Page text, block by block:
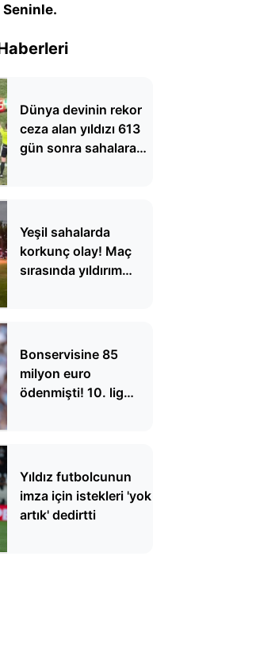
Seninle.
Dünya devinin rekor
ceza alan yıldızı 613
gün sonra sahalara
Yeşil sahalarda
korkunç olay! Maç
sırasında yıldırım
Bonservisine 85
milyon euro
ödenmişti! 10. lig
Yıldız futbolcunun
imza için istekleri 'yok
artık' dedirtti